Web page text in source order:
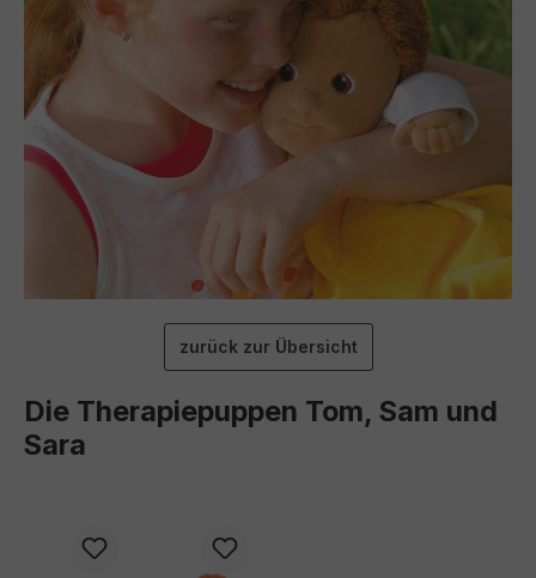
zurück zur Übersicht
Die Therapiepuppen Tom, Sam und
Sara